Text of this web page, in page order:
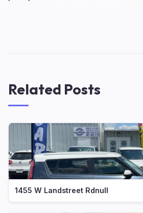
Related Posts
1455 W Landstreet Rdnull